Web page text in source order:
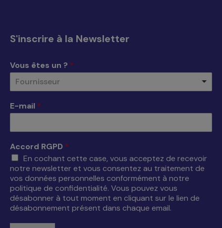
dans
nouvelle
fenêtre
dans
nouvelle
fenêtre
dans
nouvelle
fenêtre
dans
nouvelle
S'inscrire à la Newsletter
Vous êtes un ? *
Fournisseur
E-mail *
Accord RGPD *
En cochant cette case, vous acceptez de recevoir
notre newsletter et vous consentez au traitement de
vos données personnelles conformément à notre
politique de confidentialité. Vous pouvez vous
désabonner à tout moment en cliquant sur le lien de
désabonnement présent dans chaque email.